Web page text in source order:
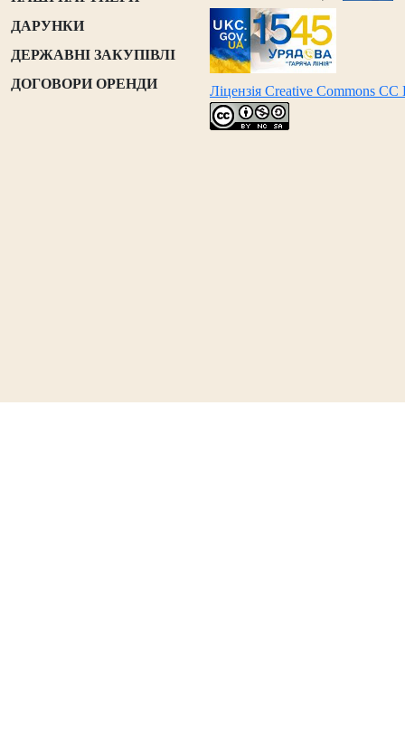
ДАРУНКИ
ДЕРЖАВНІ ЗАКУПІВЛІ
ДОГОВОРИ ОРЕНДИ
Ліцензія Creative Commons